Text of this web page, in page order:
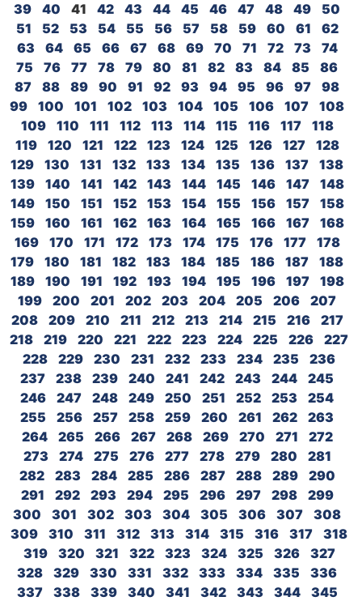
39
40 41 42 43 44 45 46 47 48 49
50
51
52 53 54 55 56 57 58 59 60 61
62
63
64 65 66 67 68 69 70 71 72 73
74
75
76 77 78 79 80 81 82 83 84 85
86
87
88 89 90 91 92 93 94 95 96 97
98
99
100 101 102 103 104 105 106 107
108
109
110 111 112 113 114 115 116 117
118
119
120 121 122 123 124 125 126 127
128
129
130 131 132 133 134 135 136 137
138
139
140 141 142 143 144 145 146 147
148
149
150 151 152 153 154 155 156 157
158
159
160 161 162 163 164 165 166 167
168
169
170 171 172 173 174 175 176 177
178
179
180 181 182 183 184 185 186 187
188
189
190 191 192 193 194 195 196 197
198
199
200 201 202 203 204 205 206
207
208
209 210 211 212 213 214 215 216
217
218
219 220 221 222 223 224 225 226
227
228
229 230 231 232 233 234 235
236
237
238 239 240 241 242 243 244
245
246
247 248 249 250 251 252 253
254
255
256 257 258 259 260 261 262
263
264
265 266 267 268 269 270 271
272
273
274 275 276 277 278 279 280
281
282
283 284 285 286 287 288 289
290
291
292 293 294 295 296 297 298
299
300
301 302 303 304 305 306 307
308
309
310 311 312 313 314 315 316 317
318
319
320 321 322 323 324 325 326
327
328
329 330 331 332 333 334 335
336
337
338 339 340 341 342 343 344
345